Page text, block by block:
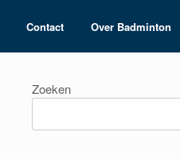
Contact Over Badminton
Zoeken